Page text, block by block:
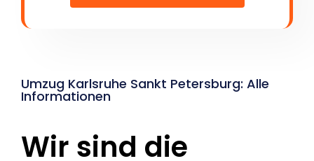
Umzug Karlsruhe Sankt Petersburg: Alle
Informationen
Wir sind die